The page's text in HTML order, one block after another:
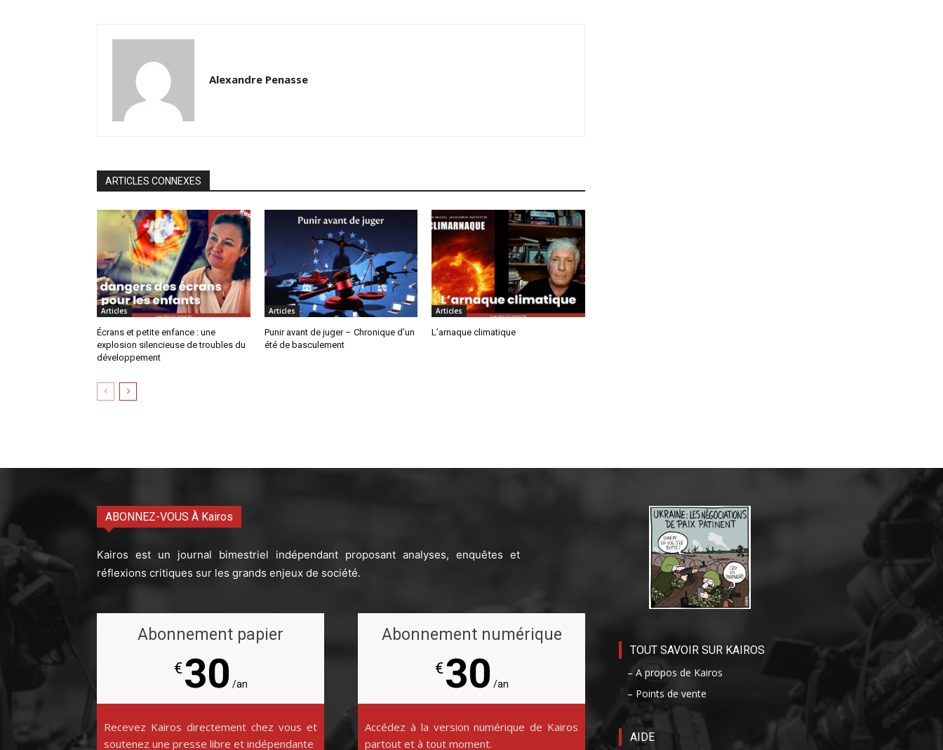
Alexandre Penasse
ARTICLES CONNEXES
Articles
Écrans et petite enfance : une
explosion silencieuse de troubles du
développement
Articles
Punir avant de juger – Chronique d’un
été de basculement
Articles
L’arnaque climatique
ABONNEZ-VOUS À Kairos
Kairos est un journal bimestriel indépendant proposant analyses, enquêtes et
réflexions critiques sur les grands enjeux de société.
Abonnement papier
€30 /an
Recevez Kairos directement chez vous et
soutenez une presse libre et indépendante
Abonnement numérique
€30 /an
Accédez à la version numérique de Kairos
partout et à tout moment.
TOUT SAVOIR SUR KAIROS
– A propos de Kairos
– Points de vente
AIDE